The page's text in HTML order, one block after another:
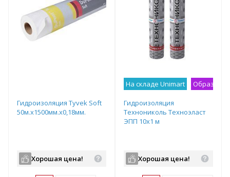
Гидроизоляция Tyvek Soft
50м.х1500мм.х0,18мм.
Хорошая цена!
На складе Unimart Образец
Гидроизоляция
Технониколь Техноэласт
ЭПП 10х1 м
Хорошая цена!